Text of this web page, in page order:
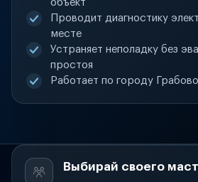
объект
Проводит диагностику
месте
Устраняет неполадку без
простоя
Работает по городу
Выбирай своего